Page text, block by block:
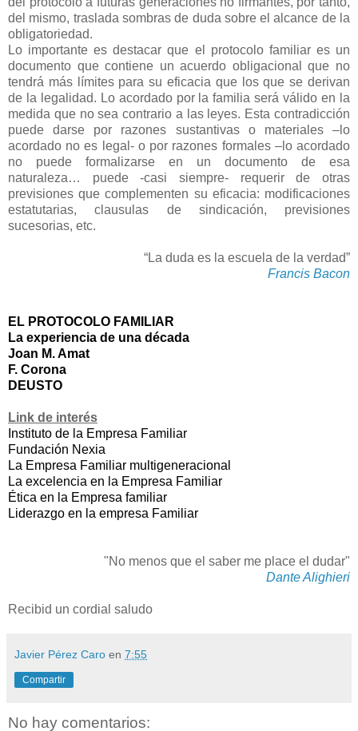
del mismo, traslada sombras de duda sobre el alcance de la
obligatoriedad.
Lo importante es destacar que el protocolo familiar es un
documento que contiene un acuerdo obligacional que no
tendrá más límites para su eficacia que los que se derivan
de la legalidad. Lo acordado por la familia será válido en la
medida que no sea contrario a las leyes. Esta contradicción
puede darse por razones sustantivas o materiales –lo
acordado no es legal- o por razones formales –lo acordado
no puede formalizarse en un documento de esa
naturaleza… puede -casi siempre- requerir de otras
previsiones que complementen su eficacia: modificaciones
estatutarias, clausulas de sindicación, previsiones
sucesorias, etc.
“La duda es la escuela de la verdad”
Francis Bacon
EL PROTOCOLO FAMILIAR
La experiencia de una década
Joan M. Amat
F. Corona
DEUSTO
Link de interés
Instituto de la Empresa Familiar
Fundación Nexia
La Empresa Familiar multigeneracional
La excelencia en la Empresa Familiar
Ética en la Empresa familiar
Liderazgo en la empresa Familiar
"No menos que el saber me place el dudar"
Dante Alighieri
Recibid un cordial saludo
Javier Pérez Caro en 7:55
Compartir
No hay comentarios: